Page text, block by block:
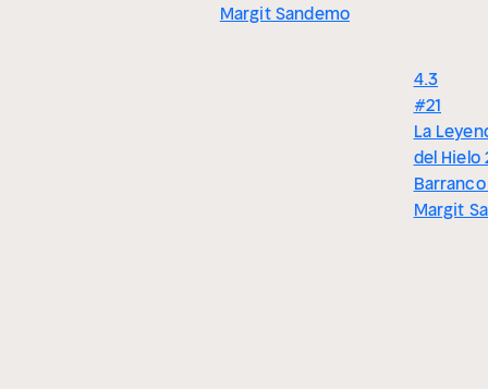
Margit Sandemo
4.3
#21
La
del Hielo
Margit